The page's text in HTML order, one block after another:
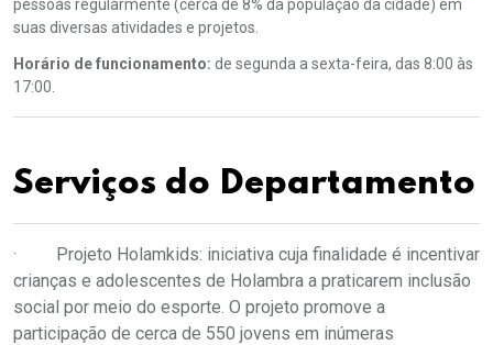
pessoas regularmente (cerca de 8% da população da cidade) em
suas diversas atividades e projetos.
Horário de funcionamento: de segunda a sexta-feira, das 8:00 às
17:00.
Serviços do Departamento
· Projeto Holamkids: iniciativa cuja finalidade é incentivar
crianças e adolescentes de Holambra a praticarem inclusão
social por meio do esporte. O projeto promove a
participação de cerca de 550 jovens em inúmeras